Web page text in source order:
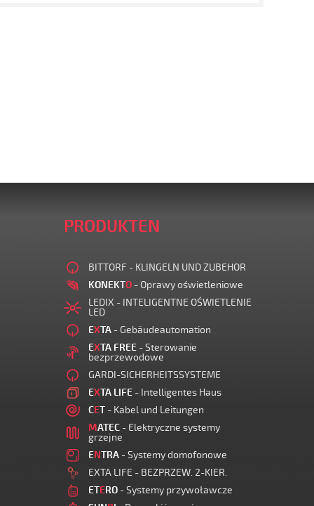
PRODUKTEN
BITTORF - KLINGELN UND ZUBEHOR
KONEKTO - Oprawy oświetleniowe
LEDIX - INTELIGENTNE OŚWIETLENIE
LED
EXTA - Gebäudeautomation
EXTA FREE - Sterowanie
bezprzewodowe
GARDI-SICHERHEITSSYSTEME
EXTA LIFE - Intelligentes Haus
CET - Kabel und Leitungen
MATEC - Elektryczne systemy
grzejne
ENTRA - Systemy domofonowe
EXTA LIFE - BEZPRZEW. 2-KIER.
ETERO - Systemy przywoławcze